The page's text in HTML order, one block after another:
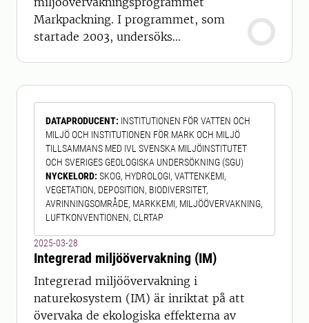
Markpackning. I programmet, som
startade 2003, undersöks
2008 görs även mätningar i
matjorden, det vill säga jordlagret på
cirka 0 – 20 centimeters djup.
Förutom de parametrar som mäts i
alven bestäms även aggregatstabilitet
samt ri
DATAPRODUCENT: INSTITUTIONEN FÖR VATTEN OCH
MILJÖ OCH INSTITUTIONEN FÖR MARK OCH MILJÖ
TILLSAMMANS MED IVL SVENSKA MILJÖINSTITUTET
OCH SVERIGES GEOLOGISKA UNDERSÖKNING (SGU)
NYCKELORD: SKOG, HYDROLOGI, VATTENKEMI,
VEGETATION, DEPOSITION, BIODIVERSITET,
AVRINNINGSOMRÅDE, MARKKEMI, MILJÖÖVERVAKNING,
LUFTKONVENTIONEN, CLRTAP
2025-03-28
Integrerad miljöövervakning (IM)
Integrerad miljöövervakning i
naturekosystem (IM) är inriktat på att
övervaka de ekologiska effekterna av